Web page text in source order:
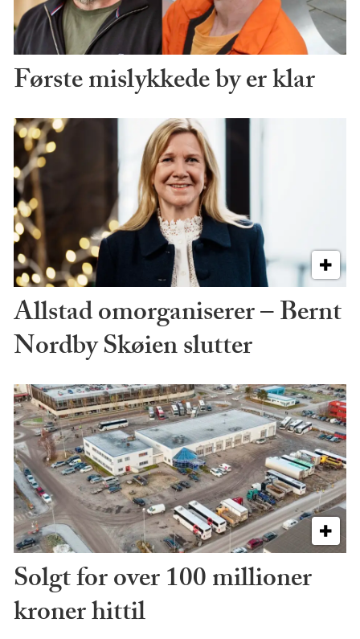
Første mislykkede by er klar
Allstad omorganiserer – Bernt
Nordby Skøien slutter
Solgt for over 100 millioner
kroner hittil